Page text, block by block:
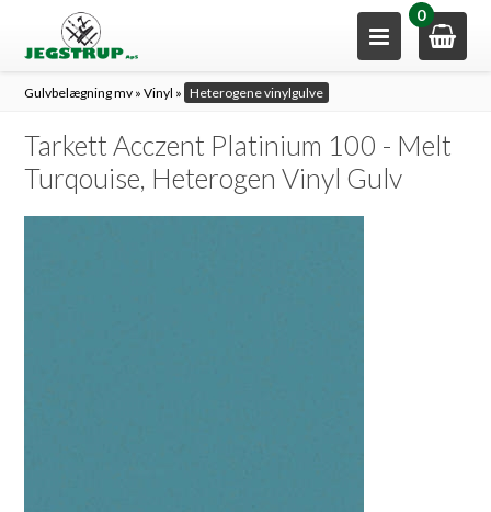
0
Gulvbelægning mv »Vinyl » Heterogene vinylgulve
Tarkett Acczent Platinium 100 - Melt
Turqouise, Heterogen Vinyl Gulv